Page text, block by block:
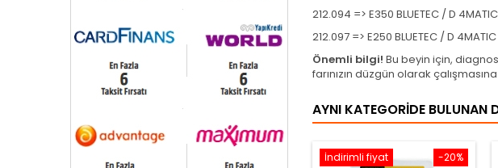
212.094 => E350 BLUETEC / D 4MATIC
212.097 => E250 BLUETEC / D 4MATIC
Önemli bilgi! Bu beyin için,
farınızın düzgün olarak
AYNI KATEGORIDE BULUNAN
-20%
İndirimli fiyat